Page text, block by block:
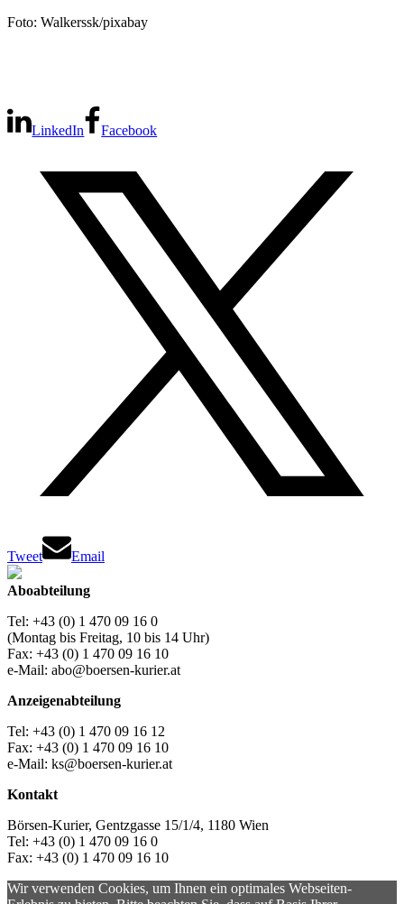
Foto: Walkerssk/pixabay
LinkedIn Facebook
Tweet Email
Aboabteilung
Tel: +43 (0) 1 470 09 16 0
(Montag bis Freitag, 10 bis 14 Uhr)
Fax: +43 (0) 1 470 09 16 10
e-Mail: abo@boersen-kurier.at
Anzeigenabteilung
Tel: +43 (0) 1 470 09 16 12
Fax: +43 (0) 1 470 09 16 10
e-Mail: ks@boersen-kurier.at
Kontakt
Börsen-Kurier, Gentzgasse 15/1/4, 1180 Wien
Tel: +43 (0) 1 470 09 16 0
Fax: +43 (0) 1 470 09 16 10
Wir verwenden Cookies, um Ihnen ein optimales Webseiten-